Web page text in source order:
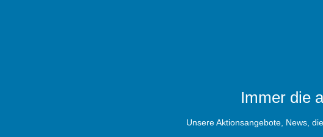
Immer die
Unsere Aktionsangebote, News,